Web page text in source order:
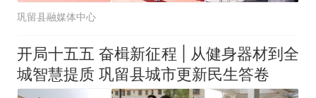
巩留县融媒体中心
开局十五五 奋楫新征程 | 从健身器材到全
城智慧提质 巩留县城市更新民生答卷